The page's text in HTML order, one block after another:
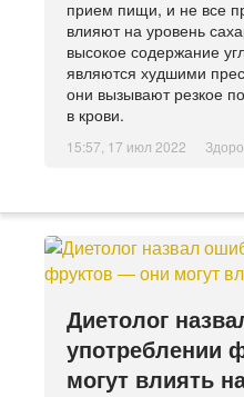
прием пищи, и не все
влияют на уровень
высокое содержание
являются худшими
они вызывают резкое
в крови.
15:57, 17 июл 2022
Диетолог
употреблении
могут влиять